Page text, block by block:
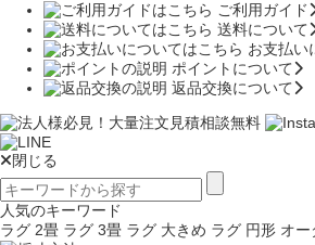
ご利用ガイド
送料について
お支払い
ポイントについて
返品交換について
閉じる
人気のキーワード
ラグ 2畳 ラグ 3畳 ラグ 大きめ ラグ 円形 オー